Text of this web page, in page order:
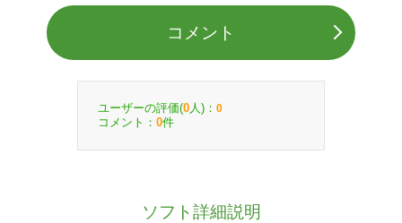
コメント
ユーザーの評価(0 人)： 0
コメント： 0件
ソフト詳細説明